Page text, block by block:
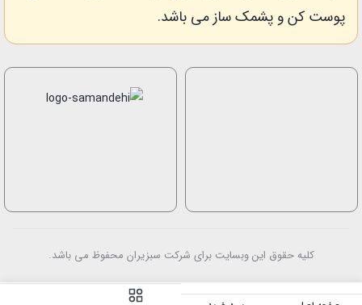
پوست کن و پشمک ساز می باشد.
کلیه حقوق این وبسایت برای شرکت سبزیران محفوظ می باشد.